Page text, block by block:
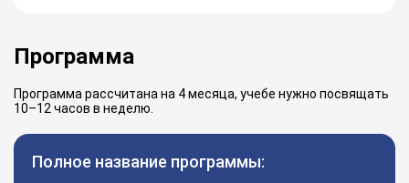
Программа
Программа рассчитана на 4 месяца, учебе нужно посвящать
10–12 часов в неделю.
Полное название программы: